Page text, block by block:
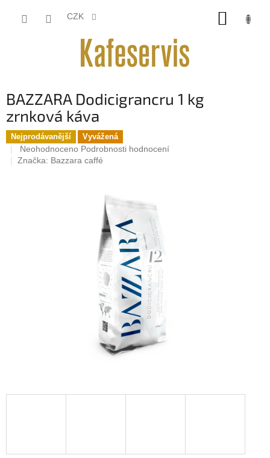
CZK
BAZZARA Dodicigrancru 1 kg
zrnková káva
Nejprodávanější Vyvážená
Průměrné
hodnocení
Neohodnoceno Podrobnosti hodnocení
Značka: Bazzara caffé